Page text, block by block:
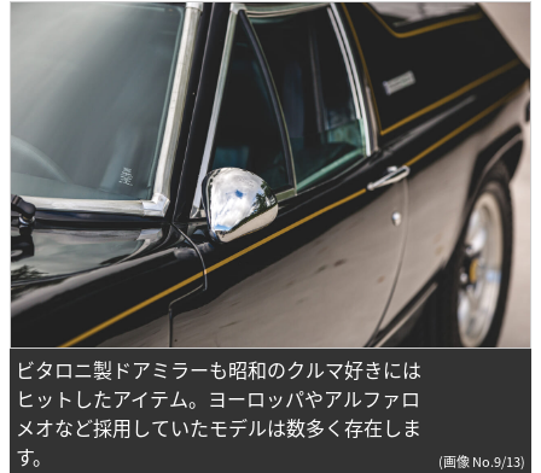
ビタロニ製ドアミラーも昭和のクルマ好きには
ヒットしたアイテム。ヨーロッパやアルファロ
メオなど採用していたモデルは数多く存在しま
す。
(画像 No.9/13)